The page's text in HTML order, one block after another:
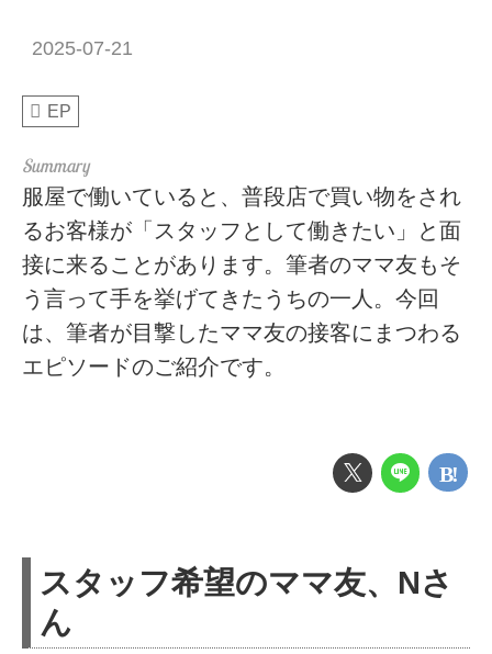
2025-07-21
EP
服屋で働いていると、普段店で買い物をされ
るお客様が「スタッフとして働きたい」と面
接に来ることがあります。筆者のママ友もそ
う言って手を挙げてきたうちの一人。今回
は、筆者が目撃したママ友の接客にまつわる
エピソードのご紹介です。
スタッフ希望のママ友、Nさ
ん